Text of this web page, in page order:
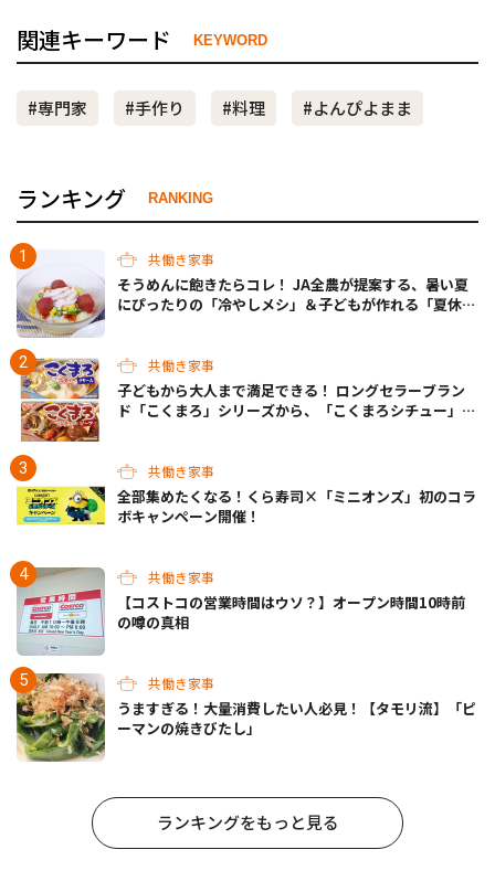
関連キーワード KEYWORD
#専門家 #手作り #料理 #よんぴよまま
ランキング RANKING
共働き家事
そうめんに飽きたらコレ！ JA全農が提案する、暑い夏
にぴったりの「冷やしメシ」＆子どもが作れる「夏休み
共働き家事
子どもから大人まで満足できる！ ロングセラーブラン
ド「こくまろ」シリーズから、「こくまろシチュー」＜
共働き家事
全部集めたくなる！くら寿司×「ミニオンズ」初のコラ
ボキャンペーン開催！
共働き家事
【コストコの営業時間はウソ？】オープン時間10時前
の噂の真相
共働き家事
うますぎる！大量消費したい人必見！【タモリ流】「ピ
ーマンの焼きびたし」
ランキングをもっと見る